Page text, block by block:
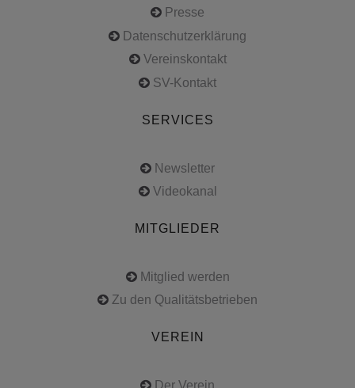
Presse
Datenschutzerklärung
Vereinskontakt
SV-Kontakt
SERVICES
Newsletter
Videokanal
MITGLIEDER
Mitglied werden
Zu den Qualitätsbetrieben
VEREIN
Der Verein